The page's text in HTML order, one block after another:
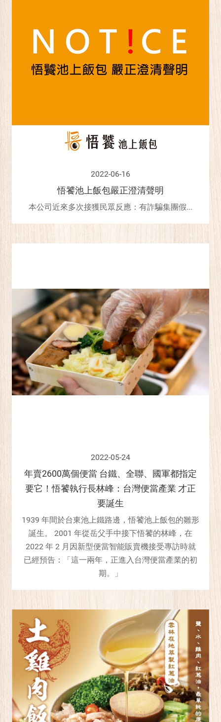
2022-06-16
悟饕池上飯包嚴正澄清聲明
本公司近來多次接獲民眾反應：有詐騙集團假...
2022-05-24
年賣2600萬個便當 台鐵、全聯、國軍都指定
要它！悟饕執行長林峰：台灣便當產業 才正
要誕生
1939 年間於台東池上鐵路邊，悟饕池上飯包的雛形
誕生。 2001 年從岳父手中接下悟饕的林峰，在
2022 年 2 月因新型便當智能販賣機接受專訪時就
已經預告：「這一兩年，正進入台灣便當產業的初
期。」